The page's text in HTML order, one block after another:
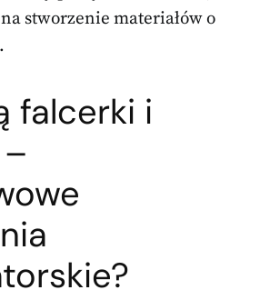
stworzenie materiałów o
falcerki i